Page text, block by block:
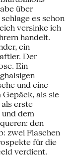
über
es schon
versinke ich
handelt.
ein
Der
Ein
und eine
Gepäck, als sie
erste
dem
den
zwei Flaschen
für die
verdient.